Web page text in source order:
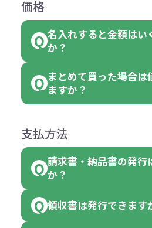
但し、ロゴなど名
費用）
れ等分で100個ずつ
（割り切れない場
色指定できる商品
品詳細の購入の所
になっております。
い。
例えば…
クエアトート」を
クエアトート」は
色を指定出来るの
個、ブルーを90個
がございます。
ご注文の際は、十
めご了承ください
ただし下記の場合
●初期不良または不
障）の場合
合
●名入れ、オリジナ
っていた場合
または返金にて対
価格
名入れすると金額はい
か？
名入れありの場合
は下記の通りです。
計算例：
＜1色印刷の場合＞
（提供価格（商品
（印刷代））×枚数
まとめて買った場合は
ますか？
商品によりますが
ていただきます。
見積もりサポート
支払方法
請求書・納品書の発行
か？
会員様はマイペー
領収書は発行できます